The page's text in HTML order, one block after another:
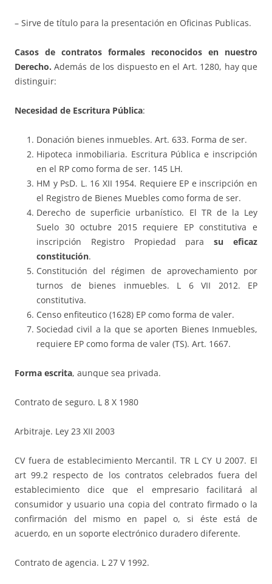
– Sirve de título para la presentación en Oficinas Publicas.
Casos de contratos formales reconocidos en nuestro
Derecho.Además de los dispuesto en el Art. 1280, hay que
distinguir:
Necesidad de Escritura Pública:
Donación bienes inmuebles. Art. 633. Forma de ser.
Hipoteca inmobiliaria. Escritura Pública e inscripción
en el RP como forma de ser. 145 LH.
HM y PsD. L. 16 XII 1954. Requiere EP e inscripción en
el Registro de Bienes Muebles como forma de ser.
Derecho de superficie urbanístico. El TR de la Ley
Suelo 30 octubre 2015 requiere EP constitutiva e
inscripción Registro Propiedad parasu eficaz
constitución.
Constitución del régimen de aprovechamiento por
turnos de bienes inmuebles. L 6 VII 2012. EP
constitutiva.
Censo enfiteutico (1628) EP como forma de valer.
Sociedad civil a la que se aporten Bienes Inmuebles,
requiere EP como forma de valer (TS). Art. 1667.
Forma escrita, aunque sea privada.
Contrato de seguro. L 8 X 1980
Arbitraje. Ley 23 XII 2003
CV fuera de establecimiento Mercantil. TR L CY U 2007. El
art 99.2 respecto de los contratos celebrados fuera del
establecimiento dice que el empresario facilitará al
consumidor y usuario una copia del contrato firmado o la
confirmación del mismo en papel o, si éste está de
acuerdo, en un soporte electrónico duradero diferente.
Contrato de agencia. L 27 V 1992.